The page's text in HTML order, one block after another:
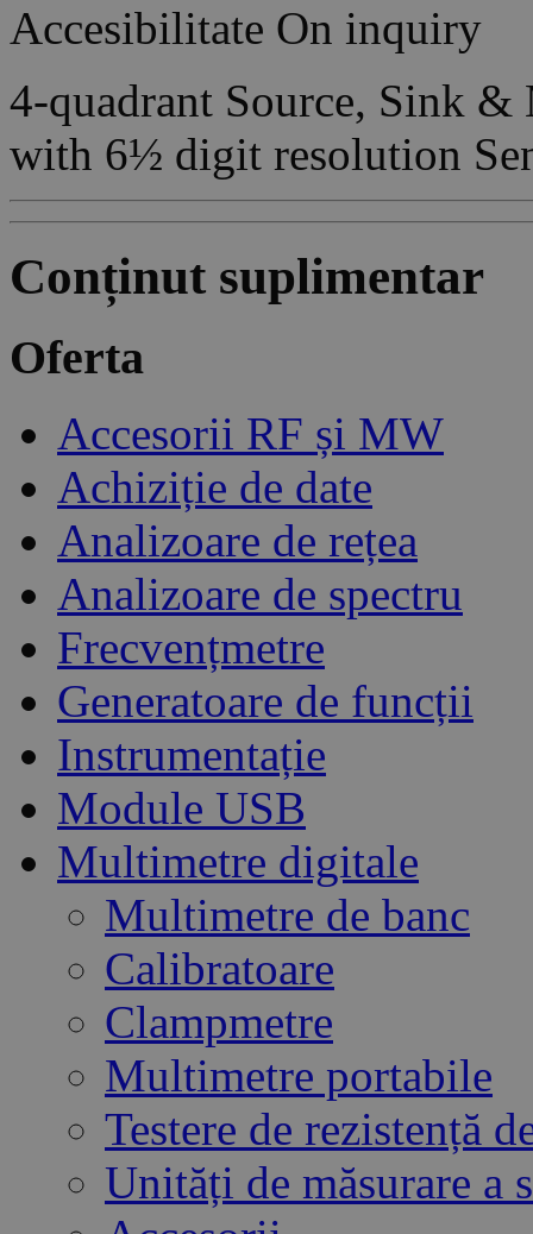
Accesibilitate On inquiry
4-quadrant Source, Sink &
with 6½ digit resolution
Conținut suplimentar
Oferta
Accesorii RF și MW
Achiziție de date
Analizoare de rețea
Analizoare de spectru
Frecvențmetre
Generatoare de funcții
Instrumentație
Module USB
Multimetre digitale
Multimetre de banc
Calibratoare
Clampmetre
Multimetre portabile
Testere de rezistență
Unități de măsurare a